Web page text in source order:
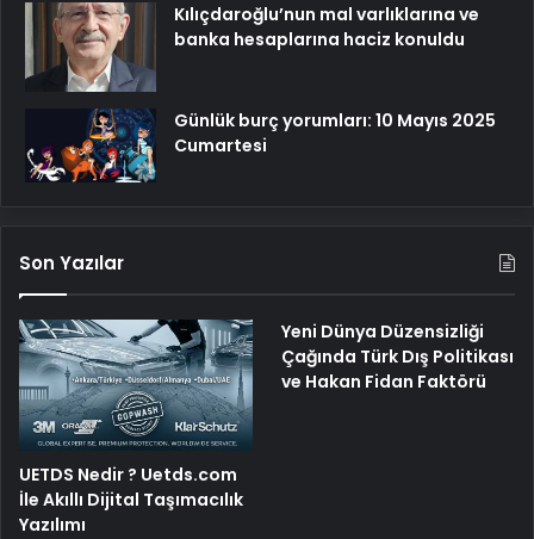
Kılıçdaroğlu’nun mal varlıklarına ve
banka hesaplarına haciz konuldu
Günlük burç yorumları: 10 Mayıs 2025
Cumartesi
Son Yazılar
UETDS Nedir ? Uetds.com
İle Akıllı Dijital Taşımacılık
Yazılımı
Yeni Dünya Düzensizliği
Çağında Türk Dış Politikası
ve Hakan Fidan Faktörü